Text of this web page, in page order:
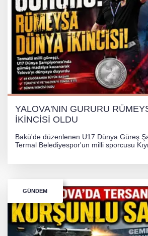
YALOVA'NIN GURURU
İKİNCİSİ OLDU
Bakü'de düzenlenen U17 Dünya Güreş
Termal Belediyespor'un milli sporcusu
GÜNDEM